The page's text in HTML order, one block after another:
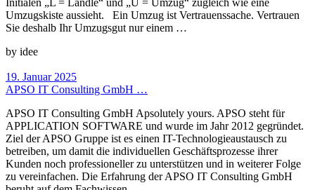
Umzugskiste aussieht. Ein Umzug ist Vertrauenssache. Vertrauen
Sie deshalb Ihr Umzugsgut nur einem …
by idee
19. Januar 2025
APSO IT Consulting GmbH …
APSO IT Consulting GmbH Apsolutely yours. APSO steht für
APPLICATION SOFTWARE und wurde im Jahr 2012 gegründet.
Ziel der APSO Gruppe ist es einen IT-Technologieaustausch zu
betreiben, um damit die individuellen Geschäftsprozesse ihrer
Kunden noch professioneller zu unterstützen und in weiterer Folge
zu vereinfachen. Die Erfahrung der APSO IT Consulting GmbH